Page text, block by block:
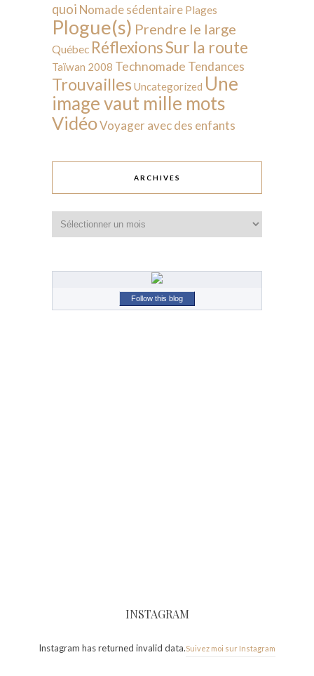
quoi Nomade sédentaire Plages
Plogue(s) Prendre le large
Québec RéflexionsSur la route
Taïwan 2008 Technomade Tendances
Trouvailles Uncategorized Une
image vaut mille mots
VidéoVoyager avec des enfants
ARCHIVES
Follow this blog
INSTAGRAM
Instagram has returned invalid data.Suivez moi sur Instagram